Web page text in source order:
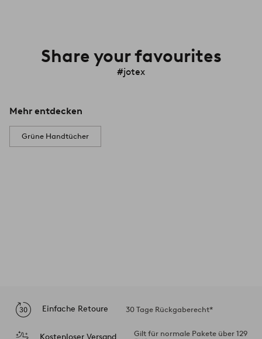
Share your favourites
#jotex
Mehr entdecken
Grüne Handtücher
Einfache Retoure 30 Tage Rückgaberecht*
Kostenloser Versand
Gilt für normale Pakete über 129